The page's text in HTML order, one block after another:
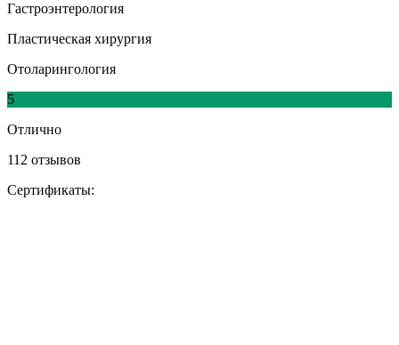
Гастроэнтерология
Пластическая хирургия
Отоларингология
5
Отлично
112 отзывов
Сертификаты: